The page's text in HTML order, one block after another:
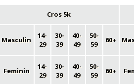
Cros 5k
Masculin
14-
29
30-
39
40-
49
50-
59
60+
Feminin
14-
29
30-
39
40-
49
50-
59
60+